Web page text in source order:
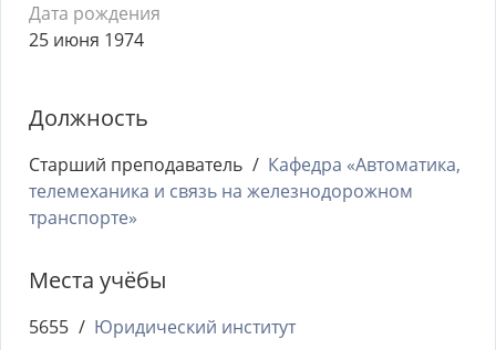
Дата рождения
25 июня 1974
Должность
Старший преподаватель
Кафедра «Автоматика,
телемеханика и связь на железнодорожном
транспорте»
Места учёбы
5655 Юридический институт